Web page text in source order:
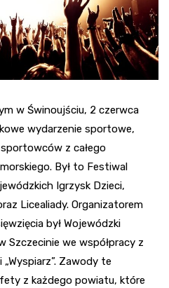
w Świnoujściu, 2 czerwca
wydarzenie sportowe,
z całego
Był to Festiwal
Igrzysk Dzieci,
Licealiady. Organizatorem
był Wojewódzki
Szczecinie we współpracy z
Zawody te
z każdego powiatu, które